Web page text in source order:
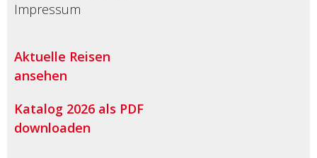
Impressum
Aktuelle Reisen
ansehen
Katalog 2026 als PDF
downloaden